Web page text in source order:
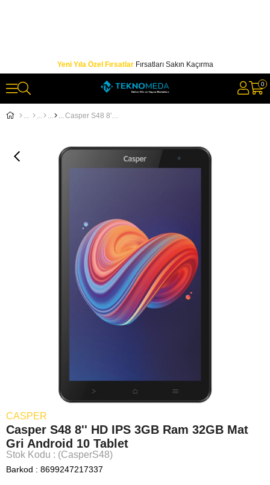
Yeni Yıla Özel FırsatlarFırsatları Sakın Kaçırma
0
Casper S48 8'' HD IPS 3GB Ram 32GB Mat Gri Android 10 Tablet
CASPER
Casper S48 8'' HD IPS 3GB Ram 32GB Mat
Gri Android 10 Tablet
Stok Kodu (CasperS48)
Barkod : 8699247217337